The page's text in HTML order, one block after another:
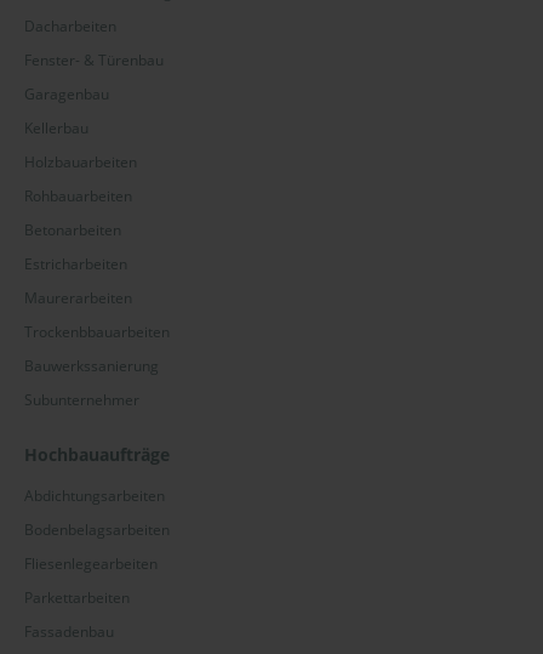
Dacharbeiten
Fenster- & Türenbau
Garagenbau
Kellerbau
Holzbauarbeiten
Rohbauarbeiten
Betonarbeiten
Estricharbeiten
Maurerarbeiten
Trockenbbauarbeiten
Bauwerkssanierung
Subunternehmer
Hochbauaufträge
Abdichtungsarbeiten
Bodenbelagsarbeiten
Fliesenlegearbeiten
Parkettarbeiten
Fassadenbau